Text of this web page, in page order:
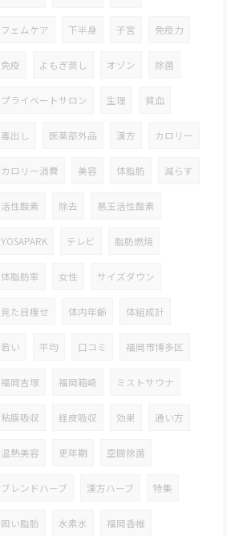
フェムケア 下半身 子宮 免疫力
免疫 よもぎ蒸し オゾン 除菌
プライベートサロン 生理 貧血
毒出し 医薬部外品 漢方 カロリー
カロリー消費 美容 体脂肪 減らす
活性酸素 除去 悪玉活性酸素
YOSAPARK テレビ 脂肪燃焼
体脂肪率 女性 サイズダウン
見た目痩せ 体内年齢 体組成計
若い 平均 口コミ 福岡市博多区
福岡吉塚 福岡箱崎 ミストサウナ
粘膜吸収 経皮吸収 効果 通い方
温熱美容 更年期 空間除菌
ブレンドハーブ 漢方ハーブ 特集
固い脂肪 水素水 福岡香椎